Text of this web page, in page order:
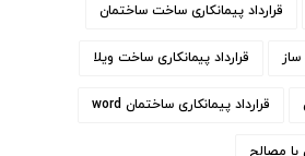
قرارداد پیمانکاری ساخت ساختمان
قرارداد پیمانکاری ساخت ویلا
قرارداد پیمانکاری ساختمان word
با مصالح